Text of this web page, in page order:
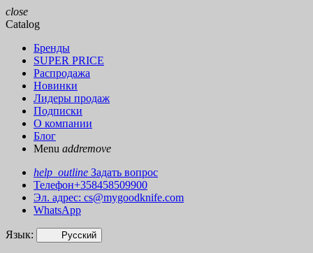
close
Catalog
Бренды
SUPER PRICE
Распродажа
Новинки
Лидеры продаж
Подписки
О компании
Блог
Menu addremove
help_outline Задать вопрос
Телефон+358458509900
Эл. адрес: cs@mygoodknife.com
WhatsApp
Язык: Русский